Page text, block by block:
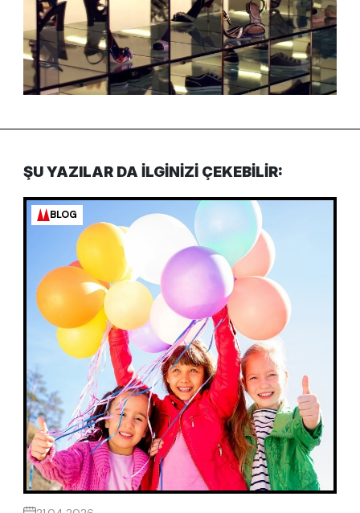
ŞU YAZILAR DA ILGINIZI ÇEKEBILIR:
BLOG